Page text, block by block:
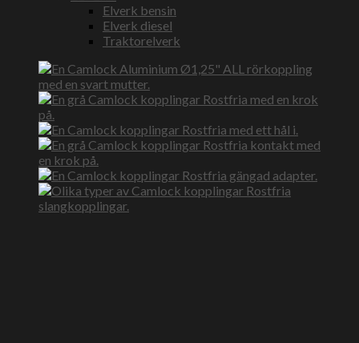
Elverk bensin
Elverk diesel
Traktorelverk